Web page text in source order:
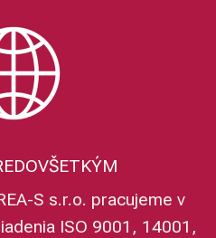
S s.r.o. pracujeme v
ISO 9001, 14001,